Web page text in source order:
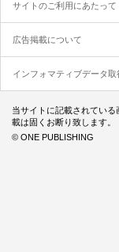
りは芸能リポータ
そんなクライマッ
登場!? 世紀の大ど
番組情報
サイトのご利用にあたって
広告掲載について
インフォマティブデータ
当サイトに記載されてい
載は固くお断り致します。
© ONE PUBLISHING